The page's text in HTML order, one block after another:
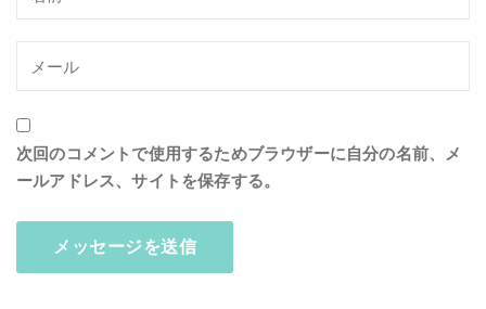
次回のコメントで使用するためブラウザーに自分の名前、メ
ールアドレス、サイトを保存する。